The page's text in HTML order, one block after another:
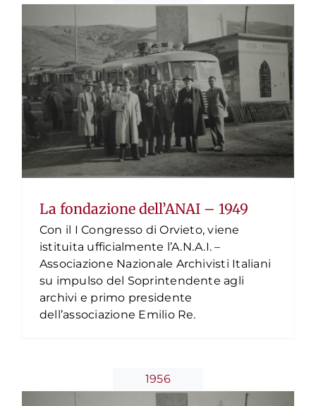
La fondazione dell’ANAI – 1949
Con il I Congresso di Orvieto, viene
istituita ufficialmente l’A.N.A.I. –
Associazione Nazionale Archivisti Italiani
su impulso del Soprintendente agli
archivi e primo presidente
dell’associazione Emilio Re.
1956
Il Terzo Congresso Internazionale
degli Archivi – 1956